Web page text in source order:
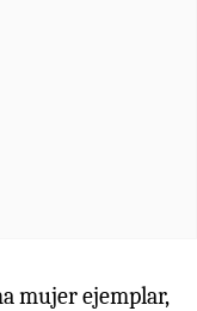
mujer ejemplar,